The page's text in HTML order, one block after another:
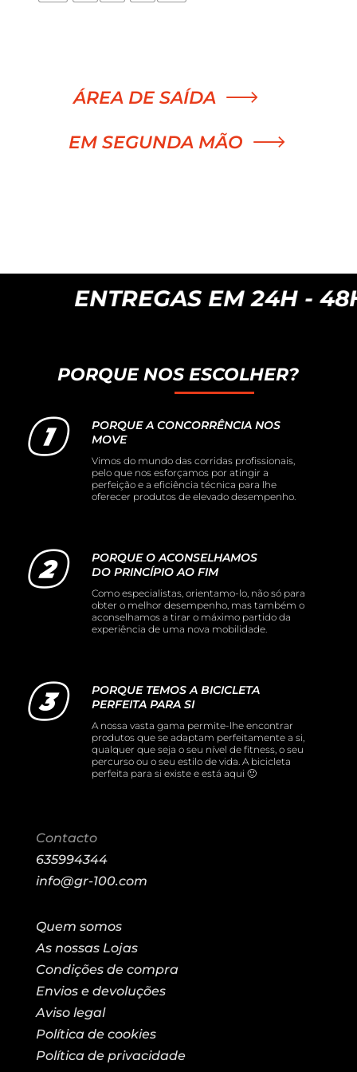
ÁREA DE SAÍDA
EM SEGUNDA MÃO
ENTREGAS EM 24H - 48H
PORQUE NOS ESCOLHER?
PORQUE A CONCORRÊNCIA NOS
MOVE
Vimos do mundo das corridas profissionais,
pelo que nos esforçamos por atingir a
perfeição e a eficiência técnica para lhe
oferecer produtos de elevado desempenho.
PORQUE O ACONSELHAMOS
DO PRINCÍPIO AO FIM
Como especialistas, orientamo-lo, não só para
obter o melhor desempenho, mas também o
aconselhamos a tirar o máximo partido da
experiência de uma nova mobilidade.
PORQUE TEMOS A BICICLETA
PERFEITA PARA SI
A nossa vasta gama permite-lhe encontrar
produtos que se adaptam perfeitamente a si,
qualquer que seja o seu nível de fitness, o seu
percurso ou o seu estilo de vida. A bicicleta
perfeita para si existe e está aqui 🙂
Contacto
635994344
info@gr-100.com
Quem somos
As nossas Lojas
Condições de compra
Envios e devoluções
Aviso legal
Política de cookies
Política de privacidade